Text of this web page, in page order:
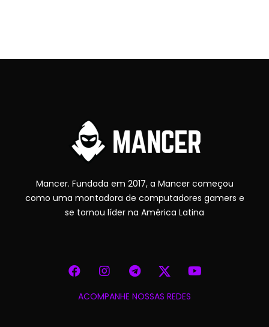
Mancer. Fundada em 2017, a Mancer começou
como uma montadora de computadores gamers e
se tornou líder na América Latina
ACOMPANHE NOSSAS REDES